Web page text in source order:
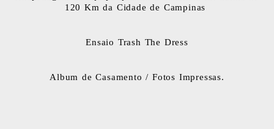
120 Km da Cidade de Campinas
Ensaio Trash The Dress
Album de Casamento / Fotos Impressas.